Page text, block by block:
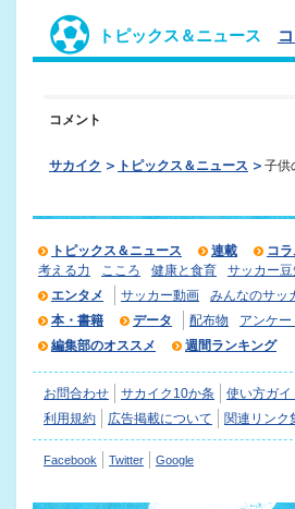
トピックス＆ニュース
コメント
サカイク トピックス＆ニュース 子供
トピックス＆ニュース 連載 コラ
考える力
こころ 健康と食育 サッカー
エンタメ
サッカー動画 みんなのサッ
本・書籍
データ 配布物 アンケー
編集部のオススメ
週間ランキング
お問合わせ サカイク10か条 使い方ガイ
利用規約
広告掲載について 関連リンク
Facebook Twitter Google